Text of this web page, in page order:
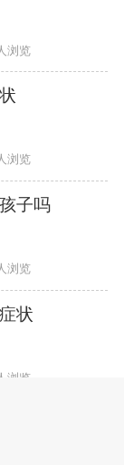
浏览
浏览
子吗
浏览
状
浏览